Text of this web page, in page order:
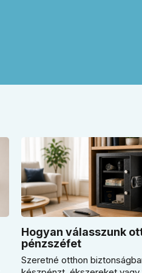
Hogyan válasszunk
pénzszéfet
Szeretné otthon